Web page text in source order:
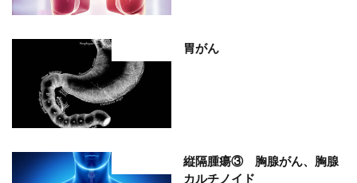
胃がん
縦隔腫瘍③ 胸腺がん、胸腺
カルチノイド